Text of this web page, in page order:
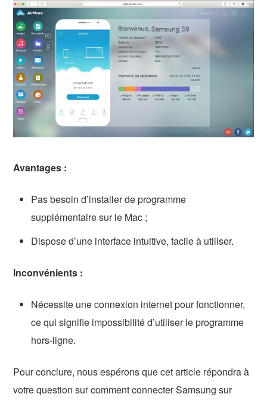
Avantages :
Pas besoin d’installer de programme
supplémentaire sur le Mac ;
Dispose d’une interface intuitive, facile à utiliser.
Inconvénients :
Nécessite une connexion internet pour fonctionner,
ce qui signifie impossibilité d’utiliser le programme
hors-ligne.
Pour conclure, nous espérons que cet article répondra à
votre question sur comment connecter Samsung sur